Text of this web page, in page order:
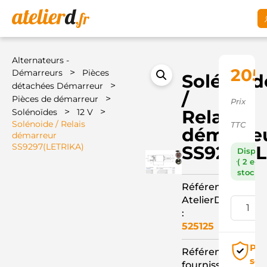
Alternateurs -
Démarreurs
>
Pièces
détachées Démarreur
>
Pièces de démarreur >
Solénoïdes > 12 V >
Solénoide / Relais
démarreur
SS9297(LETRIKA)
/
Relais
Référence
AtelierD
:
525125
Référence
Prix
TTC
( 2 en
stock )